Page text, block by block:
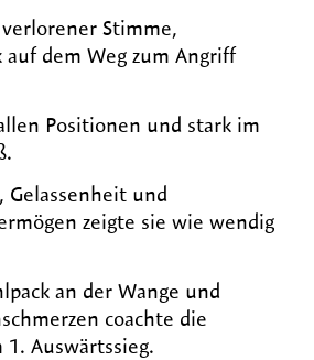
Stimme,
auf dem Weg zum Angriff
Positionen und stark im
Gelassenheit und
zeigte sie wie wendig
an der Wange und
coachte die
Auswärtssieg.